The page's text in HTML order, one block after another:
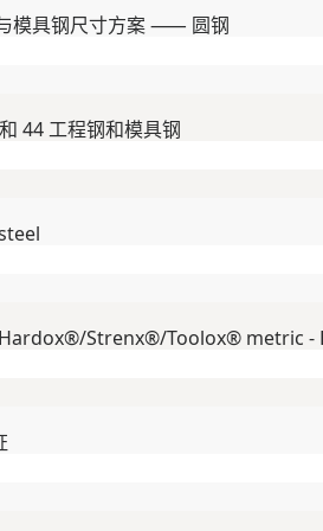
工程钢 与模具钢尺寸方案 ⸺ 圆钢
44 工程钢和模具钢
Strenx®/Toolox® metric -